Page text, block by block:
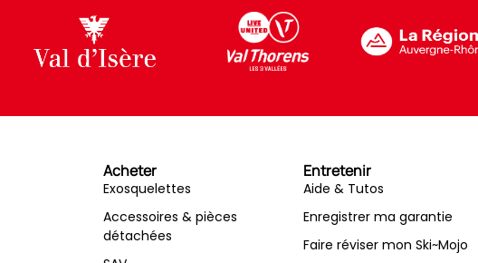
Acheter
Exosquelettes
Accessoires & pièces
détachées
Entretenir
Aide & Tutos
Enregistrer ma garantie
Faire réviser mon Ski~Mojo